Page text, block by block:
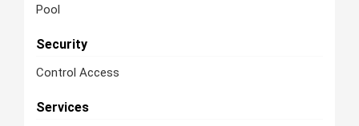
Pool
Security
Control Access
Services